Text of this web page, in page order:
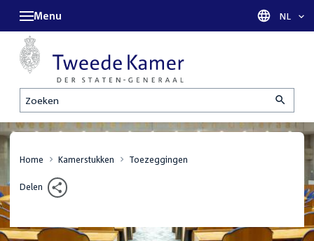
Zoeken
Menu Taal
NL
Home Kamerstukken Toezeggingen
Delen